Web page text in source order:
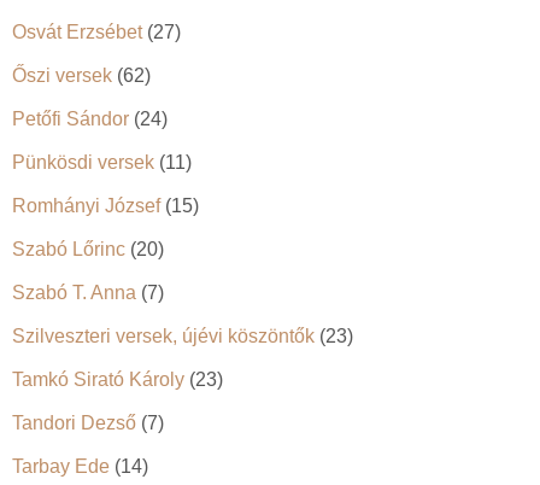
Osvát Erzsébet(27)
Őszi versek (62)
Petőfi Sándor (24)
Pünkösdi versek (11)
Romhányi József(15)
Szabó Lőrinc (20)
Szabó T. Anna (7)
Szilveszteri versek, újévi köszöntők (23)
Tamkó Sirató Károly (23)
Tandori Dezső (7)
Tarbay Ede (14)